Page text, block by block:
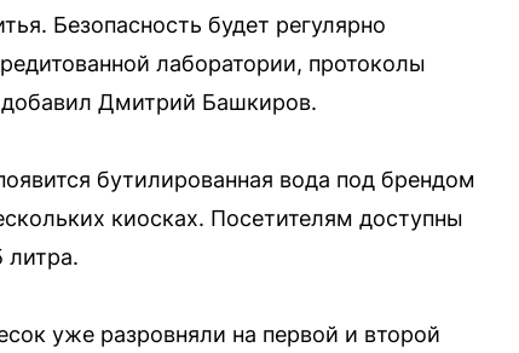
Безопасность будет регулярно
лаборатории, протоколы
Дмитрий Башкиров.
бутилированная вода под брендом
киосках. Посетителям доступны
литра.
уже разровняли на первой и второй